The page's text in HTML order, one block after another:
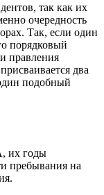
так как их
очередность
Так, если один
порядковый
правления
два
подобный
их годы
пребывания на